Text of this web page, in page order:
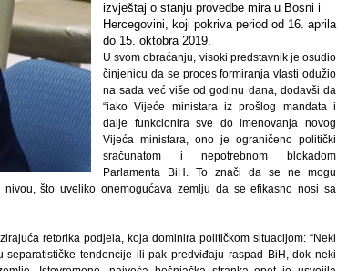
izvještaj o stanju provedbe mira u Bosni i
Hercegovini, koji pokriva period od 16. aprila
do 15. oktobra 2019.
U svom obraćanju, visoki predstavnik je osudio
činjenicu da se proces formiranja vlasti odužio
na sada već više od godinu dana, dodavši da
“iako Vijeće ministara iz prošlog mandata i
dalje funkcionira sve do imenovanja novog
Vijeća ministara, ono je ograničeno politički
sračunatom i nepotrebnom blokadom
Parlamenta BiH. To znači da se ne mogu
što uveliko onemogućava zemlju da se efikasno nosi sa
retorika podjela, koja dominira političkom situacijom: “Neki
tendencije ili pak predviđaju raspad BiH, dok neki